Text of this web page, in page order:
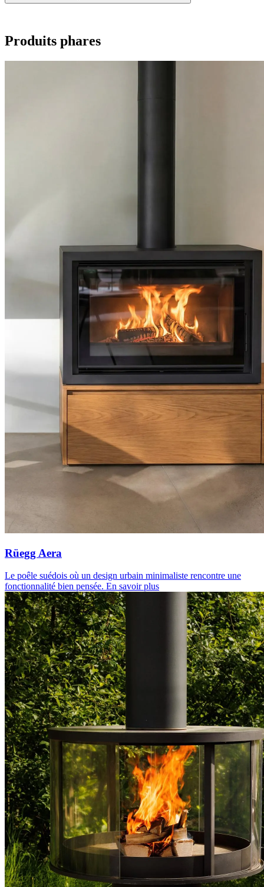
Produits phares
Rüegg Aera
Le poêle suédois où un design urbain minimaliste rencontre une
fonctionnalité bien pensée. En savoir plus